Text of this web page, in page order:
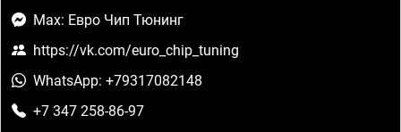
Max: Евро Чип Тюнинг
https://vk.com/euro_chip_tuning
WhatsApp: +79317082148
+7 347 258-86-97